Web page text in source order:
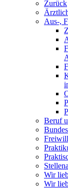
Zurück
Aus-,
Beruf
Wir
Wir